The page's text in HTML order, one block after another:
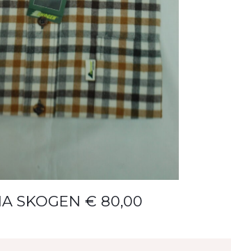
SKOGEN € 80,00